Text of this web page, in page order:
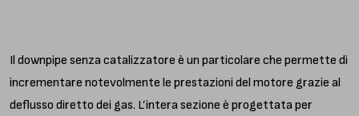
Il downpipe senza catalizzatore è un particolare che permette di
incrementare notevolmente le prestazioni del motore grazie al
deflusso diretto dei gas. L’intera sezione è progettata per